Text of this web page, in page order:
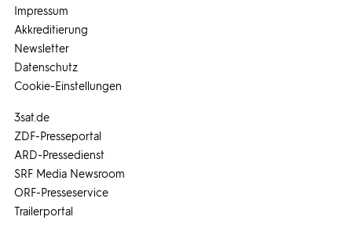
3sat.de
ZDF-Presseportal
ARD-Pressedienst
SRF Media Newsroom
ORF-Presseservice
Trailerportal
Impressum
Akkreditierung
Newsletter
Datenschutz
Cookie-Einstellungen